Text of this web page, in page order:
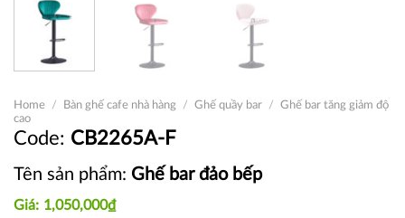
Home / Bàn ghế cafe nhà hàng / Ghế quầy bar / Ghế bar tăng giảm độ
cao
CB2265A-F
Tên sản phẩm: Ghế bar đảo bếp
1,050,000₫